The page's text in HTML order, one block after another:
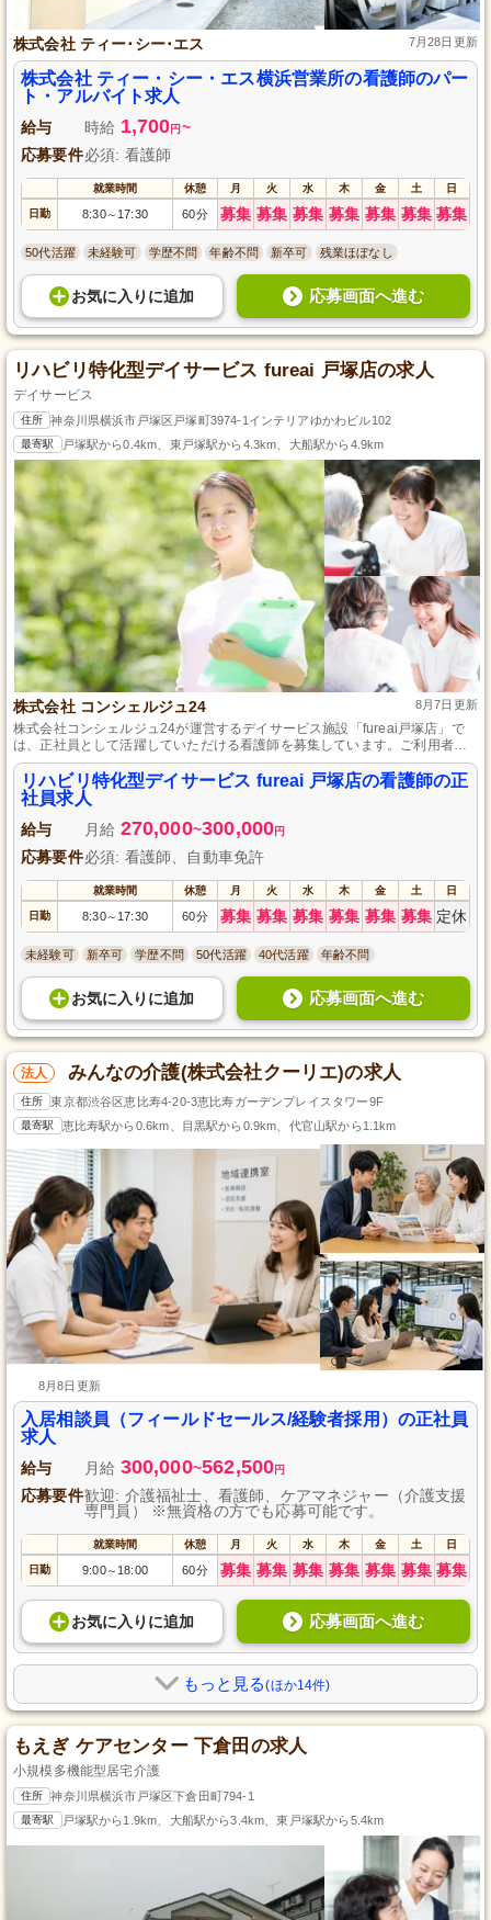
株式会社 ティー･シー･エス 7月28日更新
株式会社 ティー・シー・エス横浜営業所の看護師のパー
ト・アルバイト求人
給与 時給 1,700円 ~
応募要件必須: 看護師
就業時間 休憩 月 火 水 木 金 土 日
日勤 8:30～ 17:30 60分 募集 募集 募集 募集 募集 募集 募集
50代活躍 未経験可 学歴不問 年齢不問 新卒可 残業ほぼなし
お気に入り に追加 応募画面へ進む
リハビリ特化型デイサービス fureai 戸塚店の求人
デイサービス
住所 神奈川県横浜市戸塚区戸塚町3974-1インテリアゆかわビル102
最寄駅 戸塚駅から0.4km、東戸塚駅から4.3km、大船駅から4.9km
株式会社 コンシェルジュ24 8月7日更新
株式会社コンシェルジュ24が運営するデイサービス施設「fureai戸塚店」で
は、正社員として活躍していただける看護師を募集しています。ご利用者様
の日常生活を支えながら、専門知識とスキルを活かせる職場です。和やかな
環境で、地域に密着したケアを提供します。あなたの経験と資格を生かし
て、一緒に働きませんか？まずはご相談ください。
リハビリ特化型デイサービス fureai 戸塚店の看護師の正
社員求人
給与 月給 270,000~300,000円
応募要件必須: 看護師、自動車免許
就業時間 休憩 月 火 水 木 金 土 日
日勤 8:30～ 17:30 60分 募集 募集 募集 募集 募集 募集 定休
未経験可 新卒可 学歴不問 50代活躍 40代活躍 年齢不問
お気に入り に追加 応募画面へ進む
法人 みんなの介護(株式会社クーリエ)の求人
住所 東京都渋谷区恵比寿4-20-3恵比寿ガーデンプレイスタワー9F
最寄駅 恵比寿駅から0.6km、目黒駅から0.9km、代官山駅から1.1km
8月8日更新
入居相談員（フィールドセールス/経験者採用）の正社員
求人
給与 月給 300,000~562,500円
応募要件歓迎: 介護福祉士、看護師、ケアマネジャー（介護支援
専門員） ※無資格の方でも応募可能です。
就業時間 休憩 月 火 水 木 金 土 日
日勤 9:00～ 18:00 60分 募集 募集 募集 募集 募集 募集 募集
お気に入り に追加 応募画面へ進む
もっと見る(ほか14件)
もえぎ ケアセンター 下倉田の求人
小規模多機能型居宅介護
住所 神奈川県横浜市戸塚区下倉田町794-1
最寄駅 戸塚駅から1.9km、大船駅から3.4km、東戸塚駅から5.4km